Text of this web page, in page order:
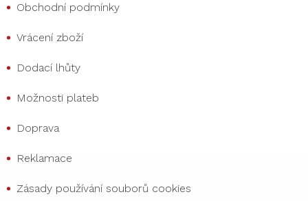
Obchodní podmínky
Vrácení zboží
Dodací lhůty
Možnosti plateb
Doprava
Reklamace
Zásady používání souborů cookies